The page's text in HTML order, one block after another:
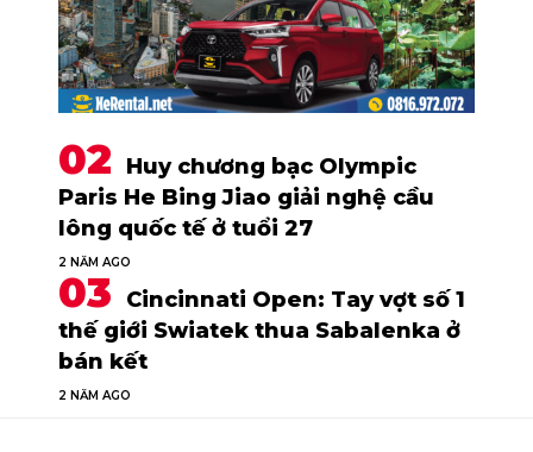
Huy chương bạc Olympic
Paris He Bing Jiao giải nghệ cầu
lông quốc tế ở tuổi 27
2 NĂM AGO
Cincinnati Open: Tay vợt số 1
thế giới Swiatek thua Sabalenka ở
bán kết
2 NĂM AGO